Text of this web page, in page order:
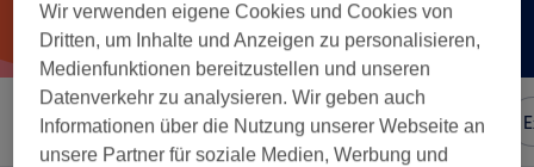
Sortieren nach Besonderheiten Marken Salons
Wir verwenden eigene Cookies und Cookies von
Dritten, um Inhalte und Anzeigen zu personalisieren,
Medienfunktionen bereitzustellen und unseren
Datenverkehr zu analysieren. Wir geben auch
Informationen über die Nutzung unserer Webseite an
unsere Partner für soziale Medien, Werbung und